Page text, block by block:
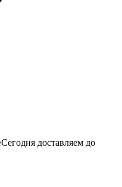
Сегодня доставляем до